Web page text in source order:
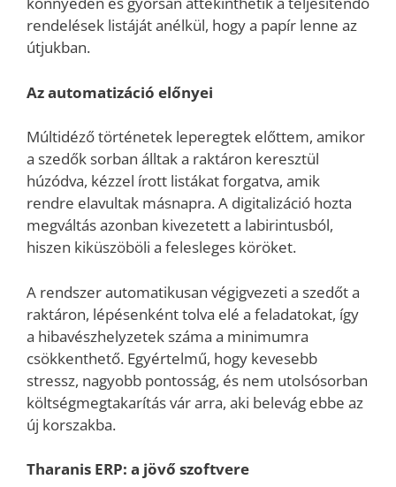
rendelések listáját anélkül, hogy a papír lenne az
útjukban.
Az automatizáció előnyei
Múltidéző történetek leperegtek előttem, amikor
a szedők sorban álltak a raktáron keresztül
húzódva, kézzel írott listákat forgatva, amik
rendre elavultak másnapra. A digitalizáció hozta
megváltás azonban kivezetett a labirintusból,
hiszen kiküszöböli a felesleges köröket.
A rendszer automatikusan végigvezeti a szedőt a
raktáron, lépésenként tolva elé a feladatokat, így
a hibavészhelyzetek száma a minimumra
csökkenthető. Egyértelmű, hogy kevesebb
stressz, nagyobb pontosság, és nem utolsósorban
költségmegtakarítás vár arra, aki belevág ebbe az
új korszakba.
Tharanis ERP: a jövő szoftvere